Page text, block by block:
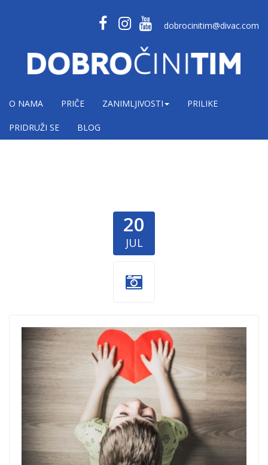
dobrocinitim@divac.com
O NAMA PRIČE ZANIMLJIVOSTI PRILIKE
PRIDRUŽI SE BLOG
20
JUL
donacija-
deca.jpg